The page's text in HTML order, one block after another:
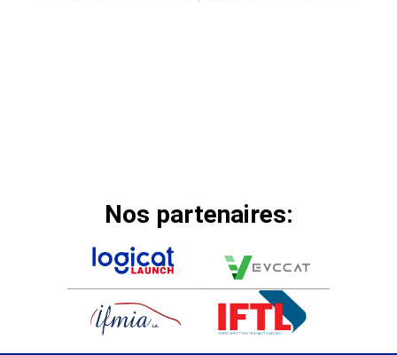
Nos partenaires: